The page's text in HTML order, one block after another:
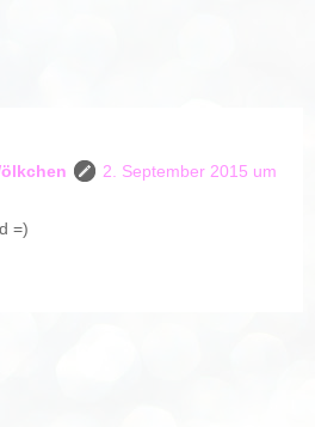
2. September 2015 um
=)